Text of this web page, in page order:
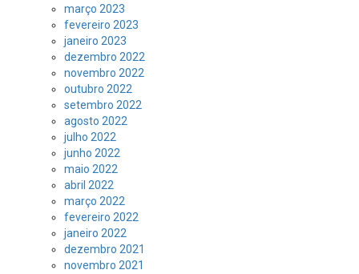
março 2023
fevereiro 2023
janeiro 2023
dezembro 2022
novembro 2022
outubro 2022
setembro 2022
agosto 2022
julho 2022
junho 2022
maio 2022
abril 2022
março 2022
fevereiro 2022
janeiro 2022
dezembro 2021
novembro 2021